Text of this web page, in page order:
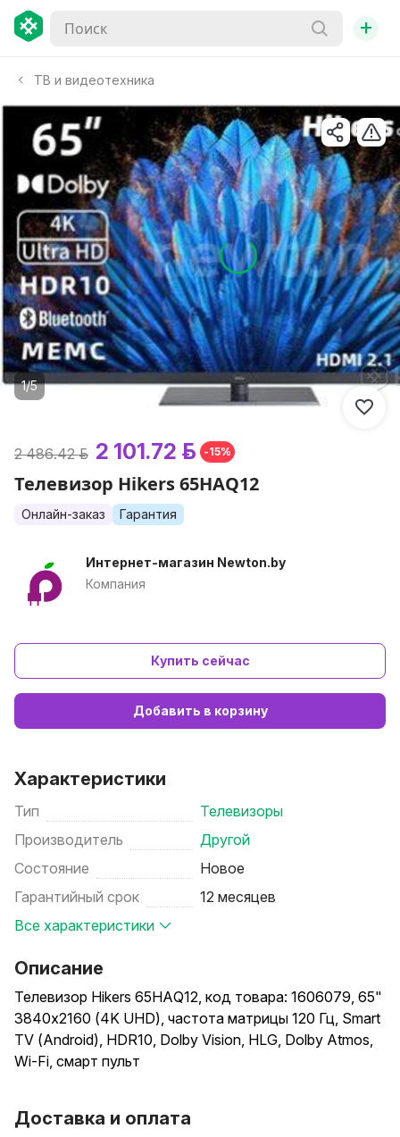
+
ТВ и видеотехника
1/5
2 486.42 р. 2 101.72 р. -15%
Телевизор Hikers 65HAQ12
Онлайн-заказ Гарантия
Интернет-магазин Newton.by
Компания
Купить сейчас
Добавить в корзину
Характеристики
Тип
Телевизоры
Производитель
Другой
Состояние
Новое
Гарантийный срок
12 месяцев
Все характеристики
Описание
Телевизор Hikers 65HAQ12, код товара: 1606079, 65"
3840x2160 (4K UHD), частота матрицы 120 Гц, Smart
TV (Android), HDR10, Dolby Vision, HLG, Dolby Atmos,
Wi-Fi, смарт пульт
Способы оплаты (при получении): наличными,
Доставка и оплата